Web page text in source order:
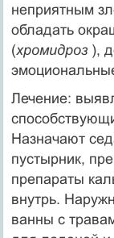
неприятным
обладать
(хромидроз),
Лечение:
Назначают
пустырник,
препараты
внутрь.
ванны с